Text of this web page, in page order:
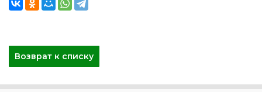
Возврат к списку